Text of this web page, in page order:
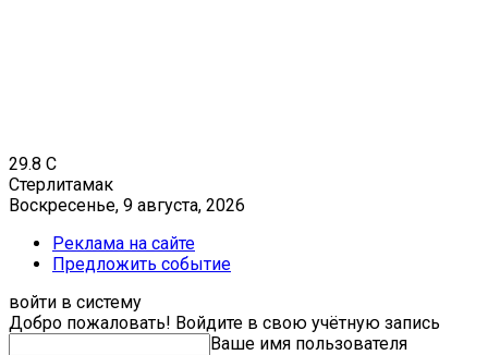
29.8 C
Стерлитамак
Воскресенье, 9 августа, 2026
Реклама на сайте
Предложить событие
войти в систему
Добро пожаловать! Войдите в свою учётную запись
Ваше имя пользователя